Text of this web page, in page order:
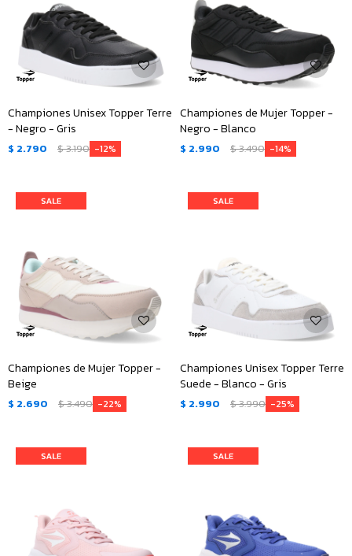
Championes Unisex Topper Terre
- Negro - Gris
$ 2.790 $3.190 12
Championes de Mujer Topper -
Negro - Blanco
$ 2.990 $3.490 14
Championes de Mujer Topper -
Beige
$ 2.690 $3.490 22
Championes Unisex Topper Terre
Suede - Blanco - Gris
$ 2.990 $3.990 25